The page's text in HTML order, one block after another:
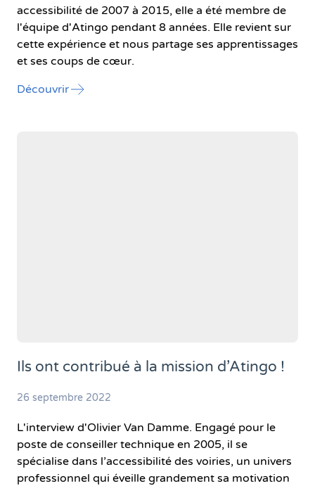
accessibilité de 2007 à 2015, elle a été membre de
l'équipe d'Atingo pendant 8 années. Elle revient sur
cette expérience et nous partage ses apprentissages
et ses coups de cœur.
Découvrirl'article "Ils ont contribué à la mission
Ils ont contribué à la mission d’Atingo !
26 septembre 2022
L'interview d'Olivier Van Damme. Engagé pour le
poste de conseiller technique en 2005, il se
spécialise dans l’accessibilité des voiries, un univers
professionnel qui éveille grandement sa motivation